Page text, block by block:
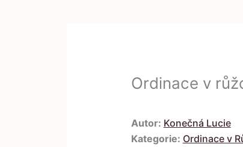
Ordinace v
Autor: Konečná Lucie
Kategorie: Ordinace v